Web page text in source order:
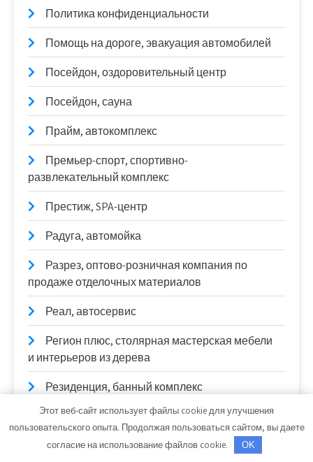
Политика конфиденциальности
Помощь на дороге, эвакуация автомобилей
Посейдон, оздоровительный центр
Посейдон, сауна
Прайм, автокомплекс
Премьер-спорт, спортивно-
развлекательный комплекс
Престиж, SPA-центр
Радуга, автомойка
Разрез, оптово-розничная компания по
продаже отделочных материалов
Реал, автосервис
Регион плюс, столярная мастерская мебели
и интерьеров из дерева
Резиденция, банный комплекс
Реклама и Контакты
Релакс, автомоечный комплекс
Этот веб-сайт использует файлы cookie для улучшения
пользовательского опыта. Продолжая пользоваться сайтом, вы даете
согласие на использование файлов cookie.
OK